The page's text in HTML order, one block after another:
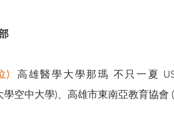
) 高雄醫學大學那瑪 不只一夏
空中大學)、高雄市東南亞教育協會